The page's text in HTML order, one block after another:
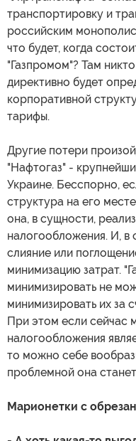
транспортировку и
российским
что будет, когда
"Газпромом"? Там
директивно будет
корпоративной
тарифы.
Другие потери
"Нафтогаз" -
Украине. Бесспорно,
структура на его
она, в сущности,
налогообложения. И, в
слияние или
минимизацию затрат.
минимизировать не
минимизировать их за
При этом если сейчас
налогообложения
то можно себе
проблемной она
Марионетки с